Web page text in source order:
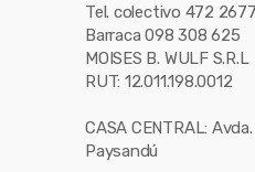
Tel. colectivo 472
Barraca 098 308 625
MOISES B. WULF S.R.L
RUT: 12.011.198.0012
CASA CENTRAL:
Paysandú